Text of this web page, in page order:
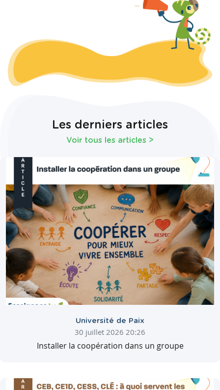
Les derniers articles
Voir tous les articles >
Université de Paix
30 juillet 2026 20:26
Installer la coopération dans un groupe